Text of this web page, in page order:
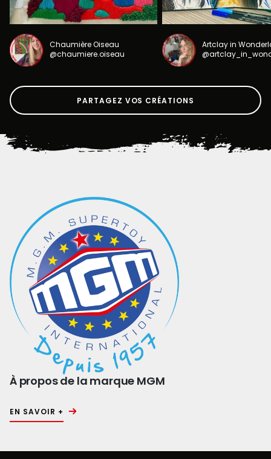
Chaumière Oiseau
@chaumiere.oiseau
Artclay in
PARTAGEZ VOS CRÉATIONS
À propos de la marque MGM
EN SAVOIR +